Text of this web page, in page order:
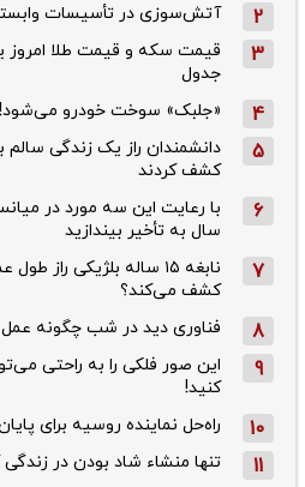
2 آتش‌سوزی در تأسیسات
3
جدول
4 «جلبک» سوخت خودرو می‌شود!
5
دانشمندان راز یک زندگی سالم
کشف کردند
6
سال به تأخیر بیندازید
7
نابغه ۱۵ ساله بلژیکی
کشف می‌کند؟
8 فناوری دید در شب چگونه
9
این صور فلکی را به راحتی
کنید!
10 راه‌حل نماینده روسیه برای
11 تنها منشاء شاد بودن در